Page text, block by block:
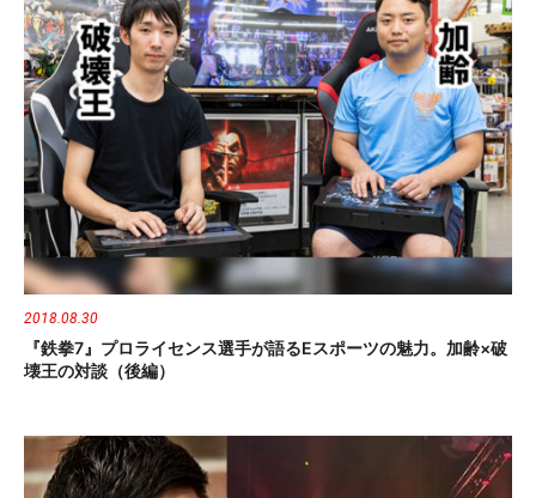
2018.08.30
『鉄拳7』プロライセンス選手が語るeスポーツの魅力。加齢×破
壊王の対談（後編）